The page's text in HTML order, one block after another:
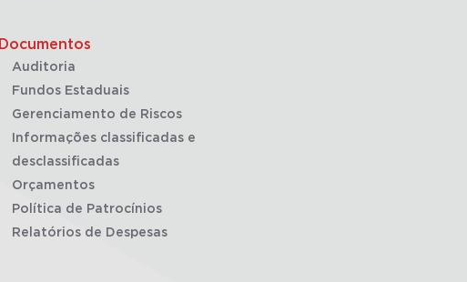
Documentos
Auditoria
Fundos Estaduais
Gerenciamento de Riscos
Informações classificadas e
desclassificadas
Orçamentos
Política de Patrocínios
Relatórios de Despesas